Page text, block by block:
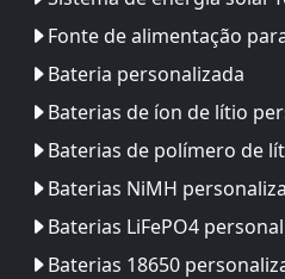
Fonte de alimentação
Bateria personalizada
Baterias de íon de lítio
Baterias de polímero de
Baterias NiMH
Baterias LiFePO4
Baterias 18650